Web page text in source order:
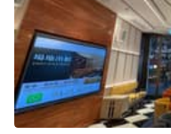
공간 유형
Advertisement Space